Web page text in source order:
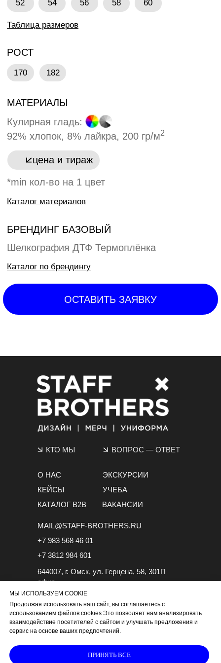
375-674
от 1 420 ₽
от 675
ОСТАВИТЬ ЗАЯВКУ
ИП Долганёва Анна Юрьевна
644007, г. Омск, ул. Герцена, 58, 301П
офис
MAIL@STAFF-BROTHERS.RU
+7 983 568 46 01
+7 3812 984 601
О НАС
КЕЙСЫ
КАТАЛОГ B2B
ЭКСКУРСИИ
УЧЕБА
ВАКАНСИИ
КТО МЫ ВОПРОС — ОТВЕТ
МЫ ИСПОЛЬЗУЕМ COOKIE
Продолжая использовать наш сайт, вы соглашаетесь с
использованием файлов cookies Это позволяет нам анализировать
взаимодействие посетителей с сайтом и улучшать предложения и
сервис на основе ваших предпочтений.
ПРИНЯТЬ ВСЕ